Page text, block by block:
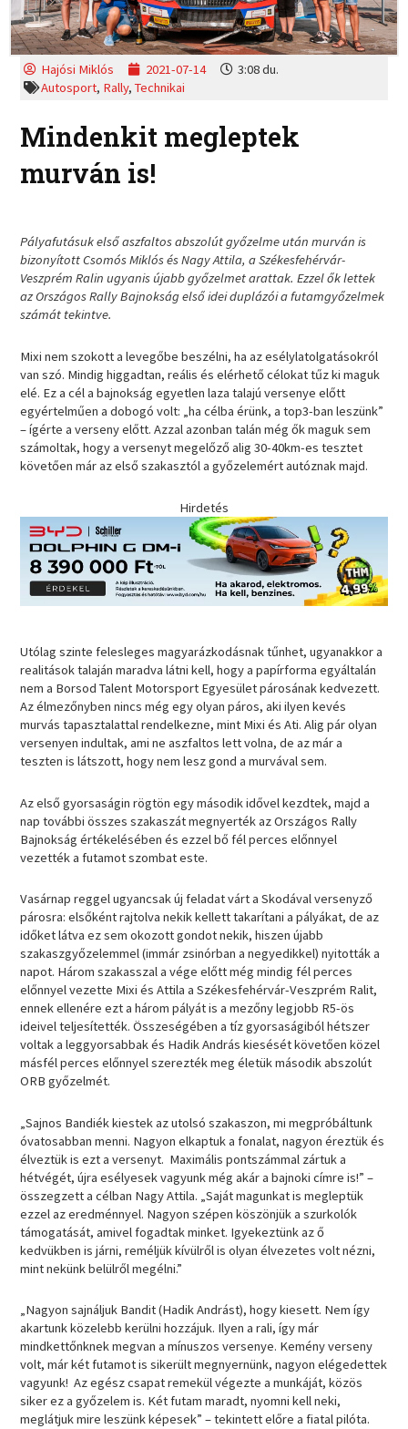
Hajósi Miklós 2021-07-14
3:08 du.
Autosport, Rally,Technikai
Mindenkit megleptek
murván is!
Pályafutásuk első aszfaltos abszolút győzelme után murván is
bizonyított Csomós Miklós és Nagy Attila, a Székesfehérvár-
Veszprém Ralin ugyanis újabb győzelmet arattak. Ezzel ők lettek
az Országos Rally Bajnokság első idei duplázói a futamgyőzelmek
számát tekintve.
Mixi nem szokott a levegőbe beszélni, ha az esélylatolgatásokról
van szó. Mindig higgadtan, reális és elérhető célokat tűz ki maguk
elé. Ez a cél a bajnokság egyetlen laza talajú versenye előtt
egyértelműen a dobogó volt: „ha célba érünk, a top3-ban leszünk”
– ígérte a verseny előtt. Azzal azonban talán még ők maguk sem
számoltak, hogy a versenyt megelőző alig 30-40km-es tesztet
követően már az első szakasztól a győzelemért autóznak majd.
Hirdetés
Utólag szinte felesleges magyarázkodásnak tűnhet, ugyanakkor a
realitások talaján maradva látni kell, hogy a papírforma egyáltalán
nem a Borsod Talent Motorsport Egyesület párosának kedvezett.
Az élmezőnyben nincs még egy olyan páros, aki ilyen kevés
murvás tapasztalattal rendelkezne, mint Mixi és Ati. Alig pár olyan
versenyen indultak, ami ne aszfaltos lett volna, de az már a
teszten is látszott, hogy nem lesz gond a murvával sem.
Az első gyorsaságin rögtön egy második idővel kezdtek, majd a
nap további összes szakaszát megnyerték az Országos Rally
Bajnokság értékelésében és ezzel bő fél perces előnnyel
vezették a futamot szombat este.
Vasárnap reggel ugyancsak új feladat várt a Skodával versenyző
párosra: elsőként rajtolva nekik kellett takarítani a pályákat, de az
időket látva ez sem okozott gondot nekik, hiszen újabb
szakaszgyőzelemmel (immár zsinórban a negyedikkel) nyitották a
napot. Három szakasszal a vége előtt még mindig fél perces
előnnyel vezette Mixi és Attila a Székesfehérvár-Veszprém Ralit,
ennek ellenére ezt a három pályát is a mezőny legjobb R5-ös
ideivel teljesítették. Összeségében a tíz gyorsaságiból hétszer
voltak a leggyorsabbak és Hadik András kiesését követően közel
másfél perces előnnyel szerezték meg életük második abszolút
ORB győzelmét.
„Sajnos Bandiék kiestek az utolsó szakaszon, mi megpróbáltunk
óvatosabban menni. Nagyon elkaptuk a fonalat, nagyon éreztük és
élveztük is ezt a versenyt. Maximális pontszámmal zártuk a
hétvégét, újra esélyesek vagyunk még akár a bajnoki címre is!” –
összegzett a célban Nagy Attila. „Saját magunkat is megleptük
ezzel az eredménnyel. Nagyon szépen köszönjük a szurkolók
támogatását, amivel fogadtak minket. Igyekeztünk az ő
kedvükben is járni, reméljük kívülről is olyan élvezetes volt nézni,
mint nekünk belülről megélni.”
„Nagyon sajnáljuk Bandit (Hadik Andrást), hogy kiesett. Nem így
akartunk közelebb kerülni hozzájuk. Ilyen a rali, így már
mindkettőnknek megvan a mínuszos versenye. Kemény verseny
volt, már két futamot is sikerült megnyernünk, nagyon elégedettek
vagyunk! Az egész csapat remekül végezte a munkáját, közös
siker ez a győzelem is. Két futam maradt, nyomni kell neki,
meglátjuk mire leszünk képesek” – tekintett előre a fiatal pilóta.